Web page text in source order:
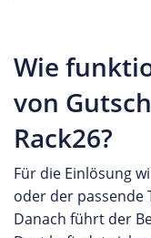
Wie
von
Rack26?
Für die Einlösung
oder der passende
Danach führt der